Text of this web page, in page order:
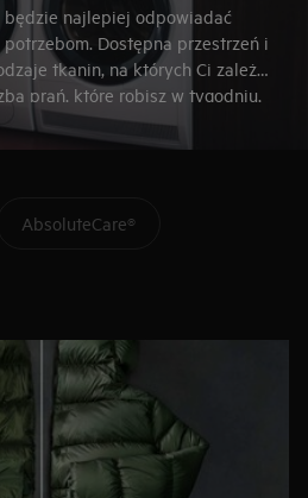
najlepiej odpowiadać
Dostępna przestrzeń i
tkanin, na których Ci zależy,
prań, które robisz w tygodniu,
Skorzystaj z naszych
Ci wybrać odpowiednie
AbsoluteCare®